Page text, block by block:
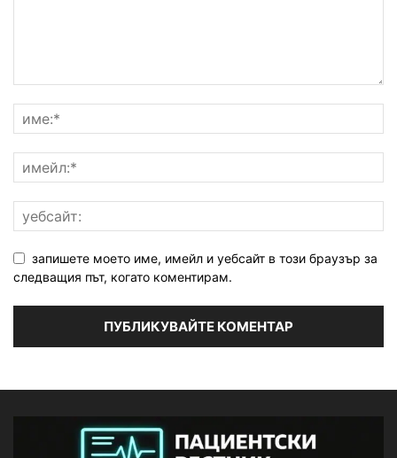
запишете моето име, имейл и уебсайт в този браузър за
следващия път, когато коментирам.